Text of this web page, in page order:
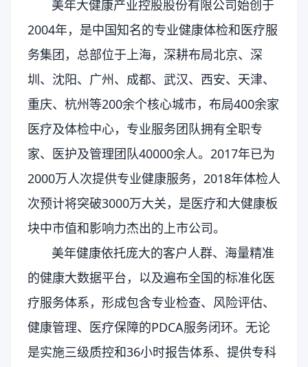
美年大健康产业控股股份有限公司始创于
2004年，是中国知名的专业健康体检和医疗服
务集团，总部位于上海，深耕布局北京、深
圳、沈阳、广州、成都、武汉、西安、天津、
重庆、杭州等200余个核心城市，布局400余家
医疗及体检中心，专业服务团队拥有全职专
家、医护及管理团队40000余人。2017年已为
2000万人次提供专业健康服务，2018年体检人
次预计将突破3000万大关，是医疗和大健康板
块中市值和影响力杰出的上市公司。
美年健康依托庞大的客户人群、海量精准
的健康大数据平台，以及遍布全国的标准化医
疗服务体系，形成包含专业检查、风险评估、
健康管理、医疗保障的PDCA服务闭环。无论
是实施三级质控和36小时报告体系、提供专科